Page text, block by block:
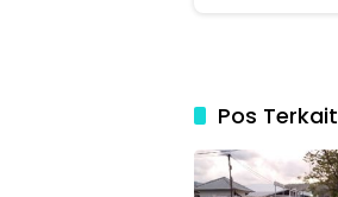
Pos Terkait